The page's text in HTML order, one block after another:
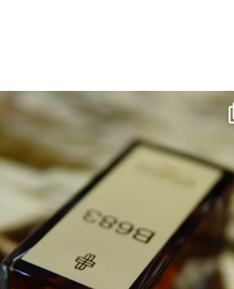
Marc-Antoine Barrois B683 - це запах
19 0